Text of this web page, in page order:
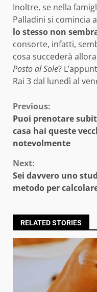
Inoltre, se nella
Palladini si comincia
lo stesso non
consorte, infatti,
cosa succederà
Posto al Sole?
Rai 3 dal lunedì al
Continue
Reading
Previous:
Puoi prenotare
casa hai queste
notevolmente
Next:
Sei davvero uno
metodo per
RELATED STORIES